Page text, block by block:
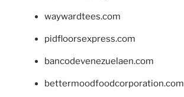
waywardtees.com
pidfloorsexpress.com
bancodevenezuelaen.com
bettermoodfoodcorporation.com